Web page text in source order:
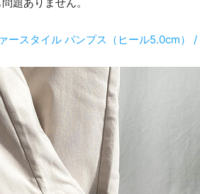
ースタイル パンプス（ヒール5.0cm）